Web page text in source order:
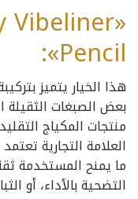
Vibeliner
Pencil»:
هذا الخيار يتميز
بعض الصبغات
منتجات المكياج
العلامة التجارية
ما يمنح المستخدمة
التضحية بالأداء، أو